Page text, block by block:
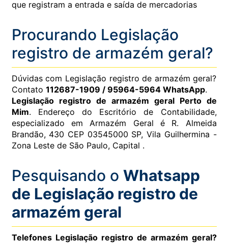
que registram a entrada e saída de mercadorias
Procurando Legislação
registro de armazém geral?
Dúvidas com Legislação registro de armazém geral?
Contato 112687-1909 / 95964-5964 WhatsApp.
Legislação registro de armazém geral Perto de
Mim. Endereço do Escritório de Contabilidade,
especializado em Armazém Geral é R. Almeida
Brandão, 430 CEP 03545000 SP, Vila Guilhermina -
Zona Leste de São Paulo, Capital .
Pesquisando o Whatsapp
de Legislação registro de
armazém geral
Telefones Legislação registro de armazém geral?